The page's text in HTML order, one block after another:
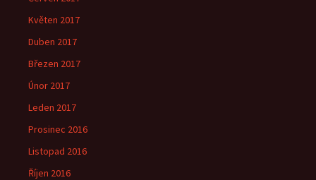
Květen 2017
Duben 2017
Březen 2017
Únor 2017
Leden 2017
Prosinec 2016
Listopad 2016
Říjen 2016